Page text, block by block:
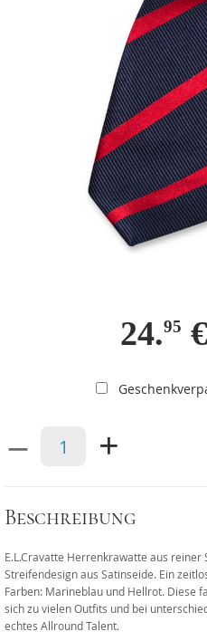
24.95 €
– +
Beschreibung
E.L.Cravatte Herrenkrawatte aus
Streifendesign aus Satinseide. Ein
Farben: Marineblau und Hellrot. Diese
sich zu vielen Outfits und bei
echtes Allround Talent.